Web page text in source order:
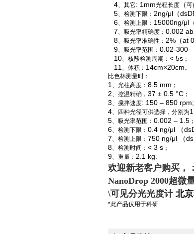
4、其它: 1mm光程长度 （可
5、检测下限： 2ng/μl（
6、检测上限： 15000ng/μl
7、吸光率精确度： 0.002
8、吸光率准确性： 2%（at
9、吸光率范围： 0.02-300
10、核酸检测周期： < 5s ；
11 、体积： 14cm×20cm。
比色杯测量时：
1 、光柱高度： 8.5 mm ；
2、控温精确， 37 ± 0.5 °C ；
3、搅拌速度: 150 – 850 rpm;
4、四种光径可供选择，分别为1
5、吸光率范围： 0.002 – 1.5 ；
6、检测下限： 0.4 ng/μl （
7、检测上限： 750 ng/μl （
8、检测时间： < 3 s ；
9、重量： 2.1 kg.
欢迎新老客户购买，：
NanoDrop 2000超微
\可见分光光度计 北
*此产品仅用于科研